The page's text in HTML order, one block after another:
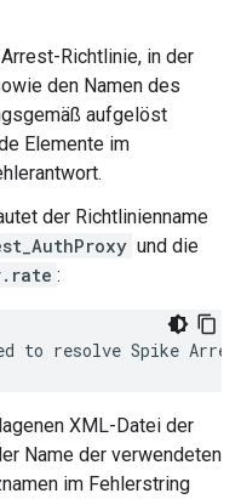
Richtlinie, in der
den Namen des
aufgelöst
Elemente im
der Richtlinienname
und die
:
XML-Datei der
Name der verwendeten
im Fehlerstring